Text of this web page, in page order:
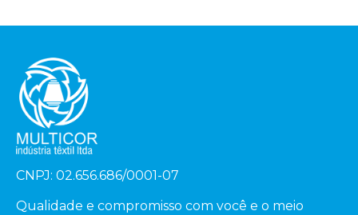
CNPJ: 02.656.686/0001-07
Qualidade e compromisso com você e o meio